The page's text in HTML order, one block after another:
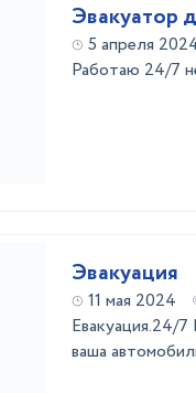
Эвакуатор
5 апреля
Работаю 24/7
Эвакуация
11 мая 2024
Евакуация.24/
ваша